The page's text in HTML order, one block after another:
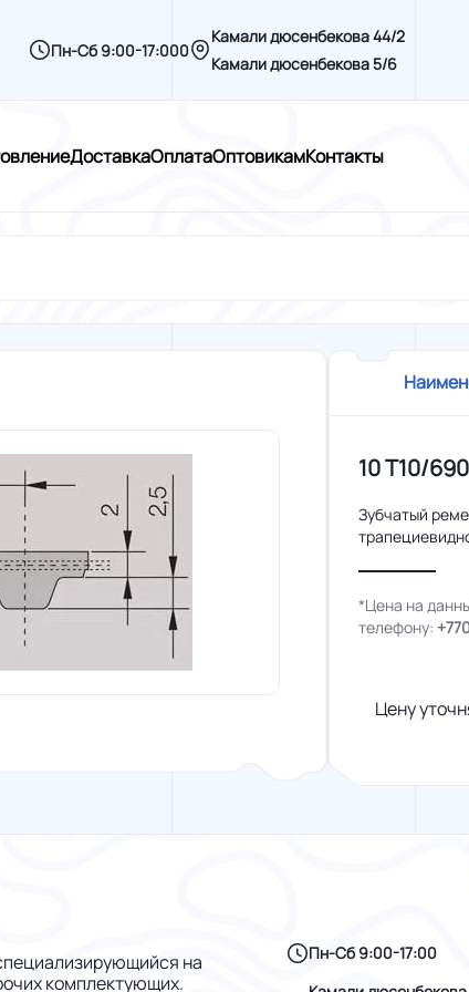
Пн-Сб 9:00-17:000
Камали дюсенбекова 44/2
Камали дюсенбекова 5/6
ДоставкаОплатаОптовикамКонтакты
10 T10/
Зубчатый
*Цена на
телефону:
Цену
на
комплектующих.
Пн-Сб 9:00-17:00